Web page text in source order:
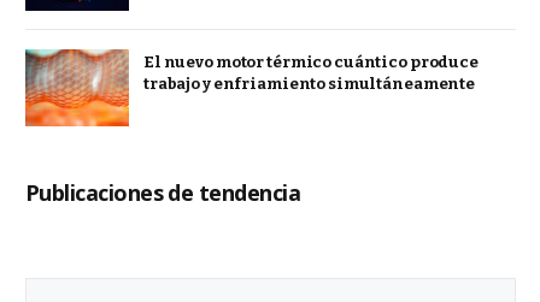
El nuevo motor térmico cuántico produce
trabajo y enfriamiento simultáneamente
Publicaciones de tendencia